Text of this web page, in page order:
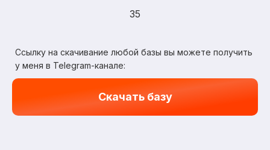
35
Ссылку на скачивание любой базы вы можете получить
у меня в Telegram-канале:
Скачать базу